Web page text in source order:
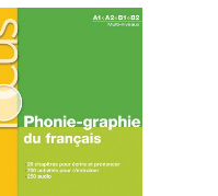
DIDIERFLE.APP